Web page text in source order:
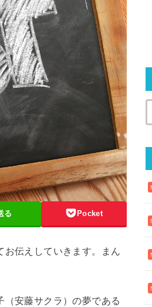
る Pocket
お伝えしていきます。まん
安藤サクラ）の夢である